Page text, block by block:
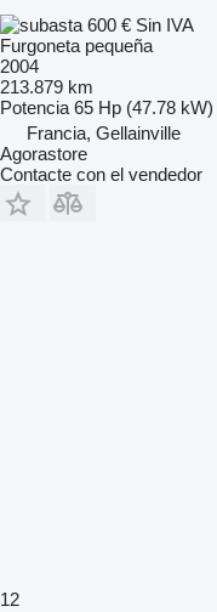
600 € Sin IVA
Furgoneta pequeña
2004
213.879 km
Potencia 65 Hp (47.78 kW)
Francia, Gellainville
Agorastore
Contacte con el vendedor
12